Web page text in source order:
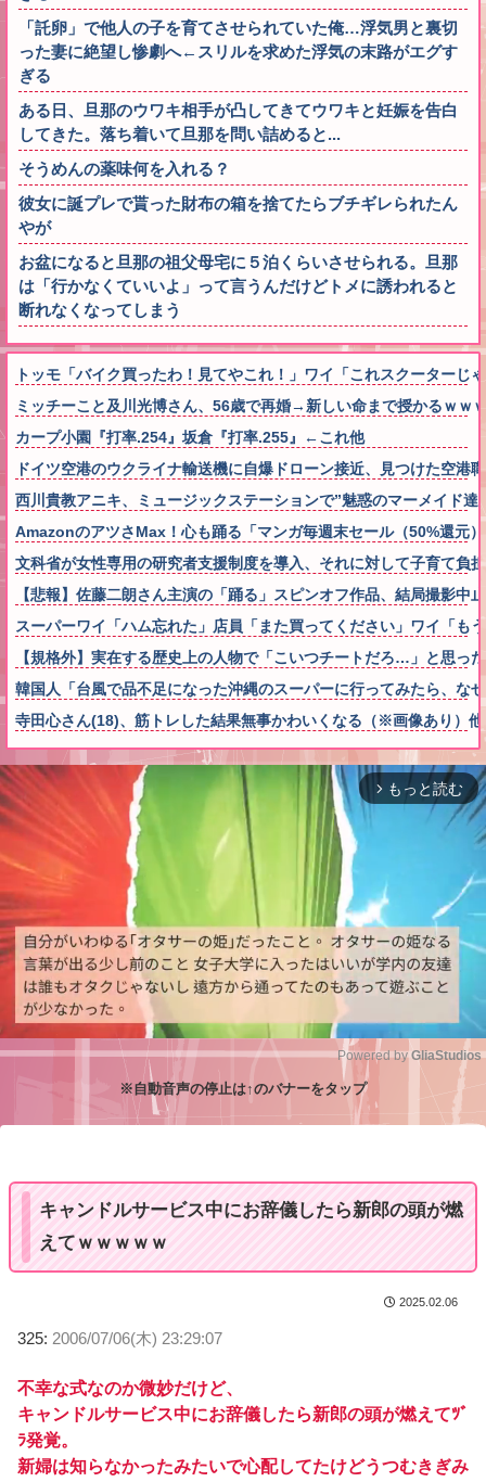
「託卵」で他人の子を育てさせられていた俺…浮気男と裏切
った妻に絶望し惨劇へ←スリルを求めた浮気の末路がエグす
ぎる
ある日、旦那のウワキ相手が凸してきてウワキと妊娠を告白
してきた。落ち着いて旦那を問い詰めると...
そうめんの薬味何を入れる？
彼女に誕プレで貰った財布の箱を捨てたらブチギレられたん
やが
お盆になると旦那の祖父母宅に５泊くらいさせられる。旦那
は「行かなくていいよ」って言うんだけどトメに誘われると
断れなくなってしまう
トッモ「バイク買ったわ！見てやこれ！」ワイ「これスクーターじ
ミッチーこと及川光博さん、56歳で再婚→新しい命まで授かるｗｗ
カープ小園『打率.254』坂倉『打率.255』←これ他
ドイツ空港のウクライナ輸送機に自爆ドローン接近、見つけた空
西川貴教アニキ、ミュージックステーションで”魅惑のマーメイド
AmazonのアツさMax！心も踊る「マンガ毎週末セール（50%還元
文科省が女性専用の研究者支援制度を導入、それに対して子育て
【悲報】佐藤二朗さん主演の「踊る」スピンオフ作品、結局撮影
スーパーワイ「ハム忘れた」店員「また買ってください」ワイ「
【規格外】実在する歴史上の人物で「こいつチートだろ…」と思っ
韓国人「台風で品不足になった沖縄のスーパーに行ってみたら、な
寺田心さん(18)、筋トレした結果無事かわいくなる（※画像あり）他
arrow_forward_ios もっと読む
Powered by GliaStudios
※自動音声の停止は↑のバナーをタップ
キャンドルサービス中にお辞儀したら新郎の頭が燃
えてｗｗｗｗｗ
2025.02.06
325: 2006/07/06(木) 23:29:07
不幸な式なのか微妙だけど、
キャンドルサービス中にお辞儀したら新郎の頭が燃えてﾂﾞ
ﾗ発覚。
新婦は知らなかったみたいで心配してたけどうつむきぎみ